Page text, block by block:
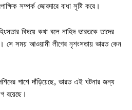
সম্পর্ক জোরদারে বাধা সৃষ্টি করে।
বিষয়ে কথা বলে নাহিদ ভারতকে তাদের
সে সময় আওয়ামী লীগের নৃশংসতায় ভারত কেন
পাশে দাঁড়িয়েছে, ভারত এই ঘটনার জন্য
রয়েছে।